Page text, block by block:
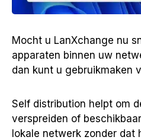
Mocht u LanXchange nu
apparaten binnen uw
dan kunt u gebruikmaken
Self distribution helpt om
verspreiden of
lokale netwerk zonder dat